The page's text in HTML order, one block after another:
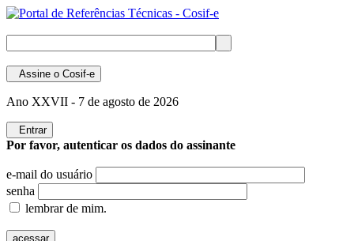
Assine o Cosif-e
Ano XXVII - 7 de agosto de 2026
Entrar
Por favor, autenticar os dados do assinante
e-mail do usuário
senha
lembrar de mim.